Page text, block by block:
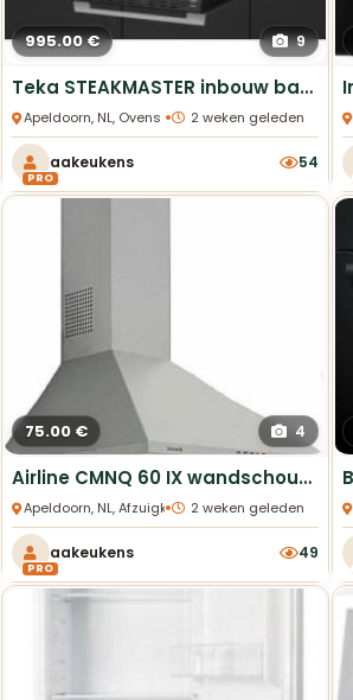
995.00 € 9
Teka STEAKMASTER inbouw bakoven, SteakGrill. Gaaf showmodel!
Apeldoorn, NL, Ovens • 2 weken geleden
PRO
aakeukens 54
75.00 € 4
Airline CMNQ 60 IX wandschouwkap 60cm RVS nieuw
Apeldoorn, NL, Afzuigkappen
• 2 weken geleden
PRO
aakeukens 49